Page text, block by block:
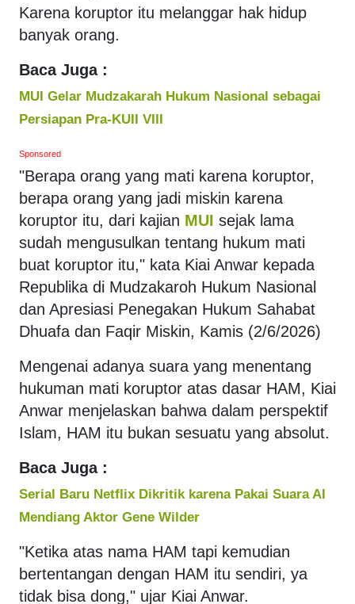
Karena koruptor itu melanggar hak hidup
banyak orang.
Baca Juga :
MUI Gelar Mudzakarah Hukum Nasional sebagai
Persiapan Pra-KUII VIII
Sponsored
"Berapa orang yang mati karena koruptor,
berapa orang yang jadi miskin karena
koruptor itu, dari kajian MUI sejak lama
sudah mengusulkan tentang hukum mati
buat koruptor itu," kata Kiai Anwar kepada
Republika di Mudzakaroh Hukum Nasional
dan Apresiasi Penegakan Hukum Sahabat
Dhuafa dan Faqir Miskin, Kamis (2/6/2026)
Mengenai adanya suara yang menentang
hukuman mati koruptor atas dasar HAM, Kiai
Anwar menjelaskan bahwa dalam perspektif
Islam, HAM itu bukan sesuatu yang absolut.
Baca Juga :
Serial Baru Netflix Dikritik karena Pakai Suara AI
Mendiang Aktor Gene Wilder
"Ketika atas nama HAM tapi kemudian
bertentangan dengan HAM itu sendiri, ya
tidak bisa dong," ujar Kiai Anwar.